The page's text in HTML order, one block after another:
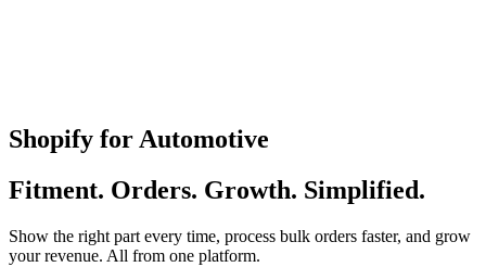
Shopify for Automotive
Fitment. Orders. Growth. Simplified.
Show the right part every time, process bulk orders faster, and grow
your revenue. All from one platform.